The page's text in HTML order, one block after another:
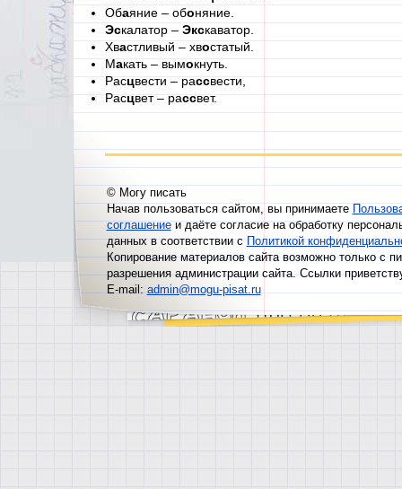
Обаяние – обоняние.
Эскалатор – Экскаватор.
Хвастливый – хвостатый.
Макать – вымокнуть.
Расцвести – рассвести,
Расцвет – рассвет.
© Могу писать
Начав пользоваться сайтом, вы принимаете
соглашениеи даёте согласие на обработку
данных в соответствии сПолитикой
Копирование материалов сайта возможно только с
разрешения администрации сайта. Ссылки
E-mail:admin@mogu-pisat.ru